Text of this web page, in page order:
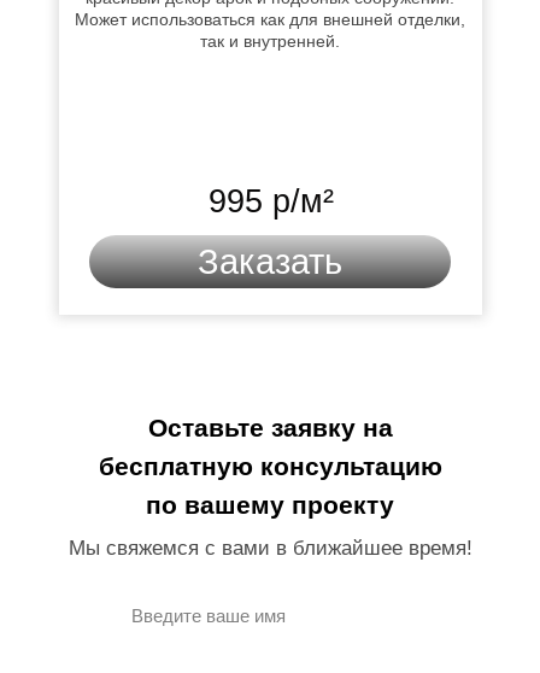
Заказать
995 р/м²
Может использоваться как для внешней отделки,
так и внутренней.
Введите ваше имя
Оставьте заявку на
бесплатную консультацию
по вашему проекту
Мы свяжемся с вами в ближайшее время!